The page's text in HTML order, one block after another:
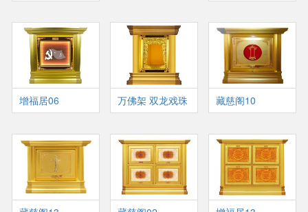
增福居06 万佛架 双龙戏珠 藏慈阁10